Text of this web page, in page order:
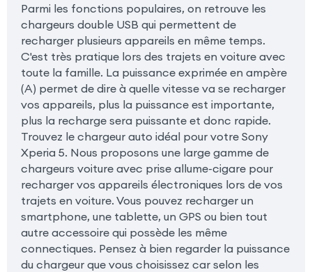
Parmi les fonctions populaires, on retrouve les
chargeurs double USB qui permettent de
recharger plusieurs appareils en même temps.
C'est très pratique lors des trajets en voiture avec
toute la famille. La puissance exprimée en ampère
(A) permet de dire à quelle vitesse va se recharger
vos appareils, plus la puissance est importante,
plus la recharge sera puissante et donc rapide.
Trouvez le chargeur auto idéal pour votre Sony
Xperia 5. Nous proposons une large gamme de
chargeurs voiture avec prise allume-cigare pour
recharger vos appareils électroniques lors de vos
trajets en voiture. Vous pouvez recharger un
smartphone, une tablette, un GPS ou bien tout
autre accessoire qui possède les même
connectiques. Pensez à bien regarder la puissance
du chargeur que vous choisissez car selon les